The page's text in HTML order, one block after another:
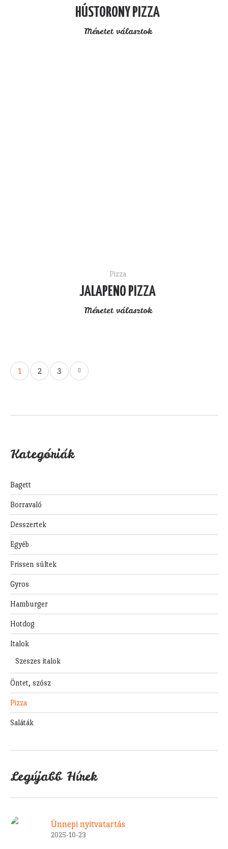
HÚSTORONY PIZZA
Méretet választok
Pizza
JALAPENO PIZZA
Méretet választok
1 2 3
Kategóriák
Bagett
Borravaló
Desszertek
Egyéb
Frissen sültek
Gyros
Hamburger
Hotdog
Italok
Szeszes italok
Öntet, szósz
Pizza
Saláták
Legújabb Hírek
Ünnepi nyitvatartás
2025-10-23